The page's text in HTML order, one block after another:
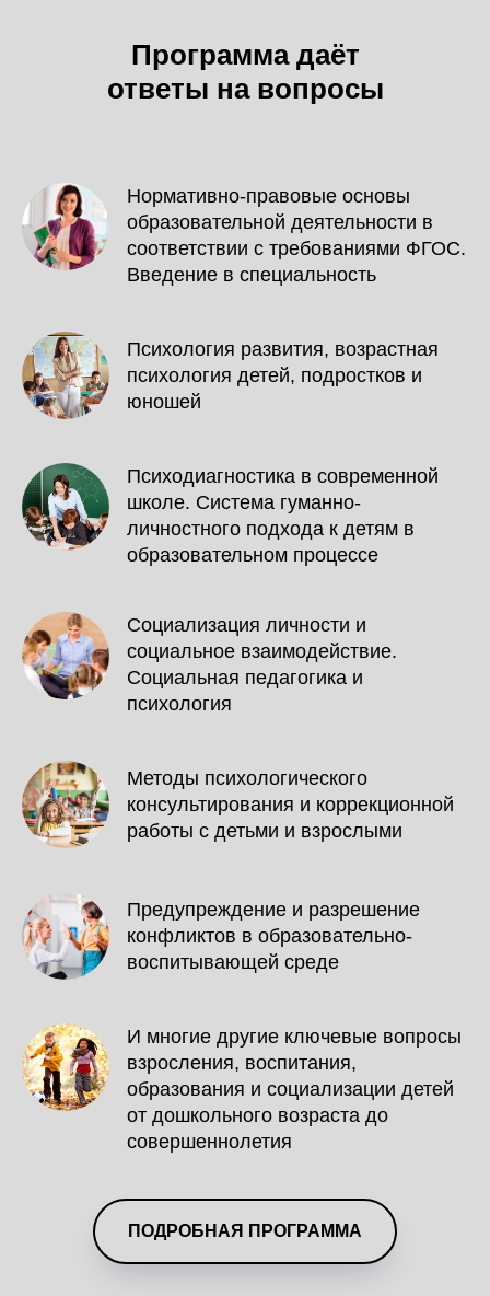
Программа даёт
ответы на вопросы
Нормативно-правовые основы
образовательной деятельности в
соответствии с требованиями ФГОС.
Введение в специальность
Психология развития, возрастная
психология детей, подростков и
юношей
Психодиагностика в современной
школе. Система гуманно-
личностного подхода к детям в
образовательном процессе
Социализация личности и
социальное взаимодействие.
Социальная педагогика и
психология
Методы психологического
консультирования и коррекционной
работы с детьми и взрослыми
Предупреждение и разрешение
конфликтов в образовательно-
воспитывающей среде
И многие другие ключевые вопросы
взросления, воспитания,
образования и социализации детей
от дошкольного возраста до
совершеннолетия
ПОДРОБНАЯ ПРОГРАММА